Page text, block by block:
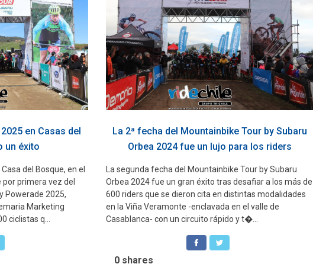
en Casas del
un éxito
del Bosque, en el
primera vez del
Powerade 2025,
Marketing
ciclistas q...
La 2ª fecha del Mountainbike Tour by Subaru
Orbea 2024 fue un lujo para los riders
La segunda fecha del Mountainbike Tour by Subaru
Orbea 2024 fue un gran éxito tras desafiar a los más de
600 riders que se dieron cita en distintas modalidades
en la Viña Veramonte -enclavada en el valle de
Casablanca- con un circuito rápido y t�...
0 shares